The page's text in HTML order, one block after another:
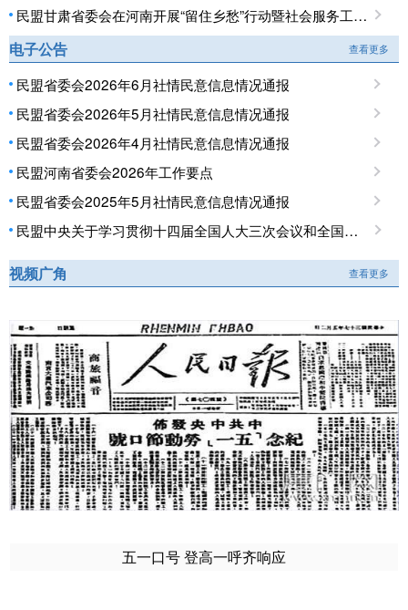
民盟甘肃省委会在河南开展“留住乡愁”行动暨社会服务工作调研
电子公告 查看更多
民盟省委会2026年6月社情民意信息情况通报
民盟省委会2026年5月社情民意信息情况通报
民盟省委会2026年4月社情民意信息情况通报
民盟河南省委会2026年工作要点
民盟省委会2025年5月社情民意信息情况通报
民盟中央关于学习贯彻十四届全国人大三次会议和全国政协十四届三次会议精神的决定
视频广角 查看更多
五一口号 登高一呼齐响应